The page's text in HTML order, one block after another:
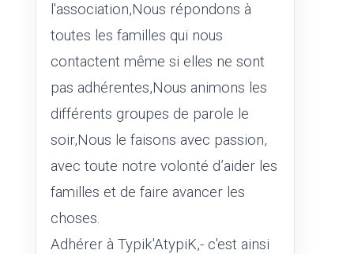
l'association,Nous répondons à
toutes les familles qui nous
contactent même si elles ne sont
pas adhérentes,Nous animons les
différents groupes de parole le
soir,Nous le faisons avec passion,
avec toute notre volonté d’aider les
familles et de faire avancer les
choses.
Adhérer à Typik'AtypiK,- c'est ainsi